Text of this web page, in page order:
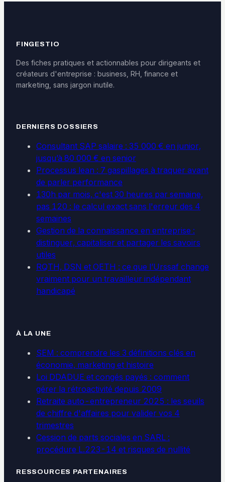
FINGESTIO
Des fiches pratiques et actionnables pour dirigeants et
créateurs d'entreprise : business, RH, finance et
marketing, sans jargon inutile.
DERNIERS DOSSIERS
Consultant SAP salaire : 35 000 € en junior,
jusqu’à 80 000 € en senior
Processus lean : 7 gaspillages à traquer avant
de parler performance
130h par mois, c'est 30 heures par semaine,
pas 120 : le calcul exact sans l'erreur des 4
semaines
Gestion de la connaissance en entreprise :
distinguer, capitaliser et partager les savoirs
utiles
RQTH, DSN et OETH : ce que l’Urssaf change
vraiment pour un travailleur indépendant
handicapé
À LA UNE
SEM : comprendre les 3 définitions clés en
économie, marketing et histoire
Loi DDADUE et congés payés : comment
gérer la rétroactivité depuis 2009
Retraite auto-entrepreneur 2025 : les seuils
de chiffre d'affaires pour valider vos 4
trimestres
Cession de parts sociales en SARL :
procédure L.223-14 et risques de nullité
RESSOURCES PARTENAIRES